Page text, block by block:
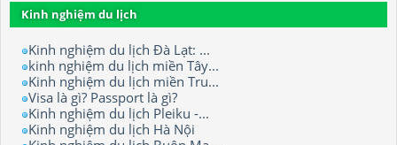
Kinh nghiệm du lịch
Kinh nghiệm du lịch Đà Lạt: ...
kinh nghiệm du lịch miền Tây...
Kinh nghiệm du lịch miền Tru...
Visa là gì? Passport là gì?
Kinh nghiệm du lịch Pleiku -...
Kinh nghiệm du lịch Hà Nội